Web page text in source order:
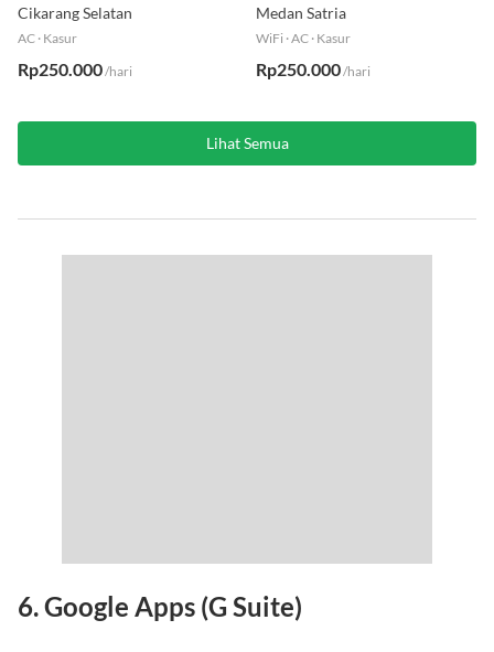
Furnished Lt 1
Cikarang Selatan
AC · Kasur
Rp250.000/hari
Medan Satria
WiFi ·AC · Kasur
Rp250.000/hari
Lihat Semua
6. Google Apps (G Suite)